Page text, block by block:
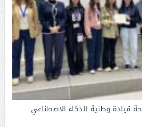
قيادة وطنية للذكاء الاصطناعي